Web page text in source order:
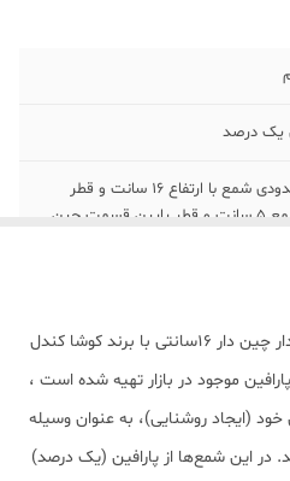
یک درصد
ابعاد حدودی شمع با ارتفاع 16 سانت و قطر
بالای شمع 5 سانت و قطر پایین قسمت چین
شمع دست ساز مدل استوانه شیاردار چین دار 16سانتی با برند کوشا کندل
موجود در بازار تهیه شده است ،
خود (ایجاد روشنایی)، به عنوان وسیله
در این شمع‌ها از پارافین (یک درصد)